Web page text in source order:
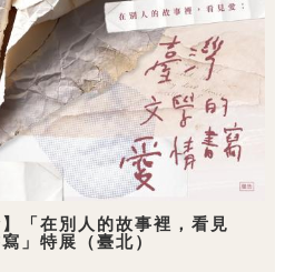
「在別人的故事裡，看見
」特展（臺北）